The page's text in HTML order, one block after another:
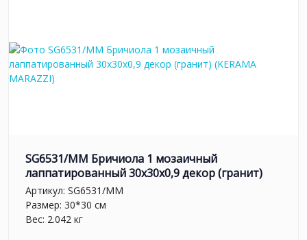
SG6531/MM Бричиола 1 мозаичный
лаппатированный 30x30x0,9 декор (гранит)
Артикул: SG6531/MM
Размер: 30*30 см
Вес: 2.042 кг